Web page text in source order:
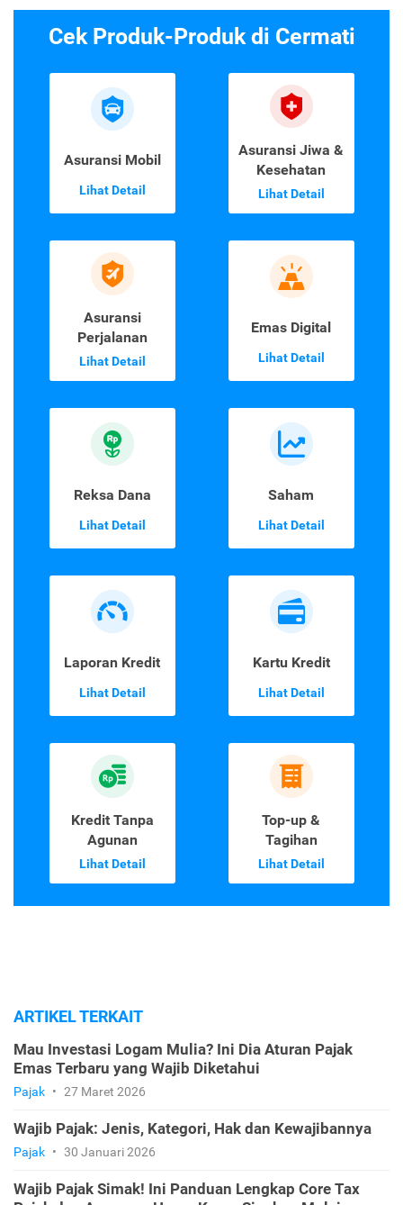
Cek Produk-Produk di Cermati
Asuransi Mobil
Lihat Detail
Asuransi Jiwa &
Kesehatan
Lihat Detail
Asuransi
Perjalanan
Lihat Detail
Emas Digital
Lihat Detail
Reksa Dana
Lihat Detail
Saham
Lihat Detail
Laporan Kredit
Lihat Detail
Kartu Kredit
Lihat Detail
Kredit Tanpa
Agunan
Lihat Detail
Top-up &
Tagihan
Lihat Detail
ARTIKEL TERKAIT
Mau Investasi Logam Mulia? Ini Dia Aturan Pajak
Emas Terbaru yang Wajib Diketahui
Pajak • 27 Maret 2026
Wajib Pajak: Jenis, Kategori, Hak dan Kewajibannya
Pajak • 30 Januari 2026
Wajib Pajak Simak! Ini Panduan Lengkap Core Tax